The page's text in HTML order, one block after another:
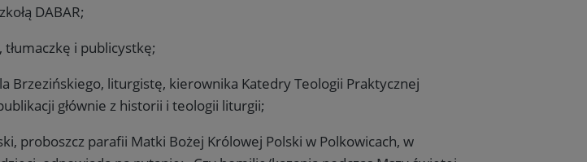
DABAR;
i publicystkę;
Brzezińskiego, liturgistę, kierownika Katedry Teologii Praktycznej
głównie z historii i teologii liturgii;
proboszcz parafii Matki Bożej Królowej Polski w Polkowicach, w